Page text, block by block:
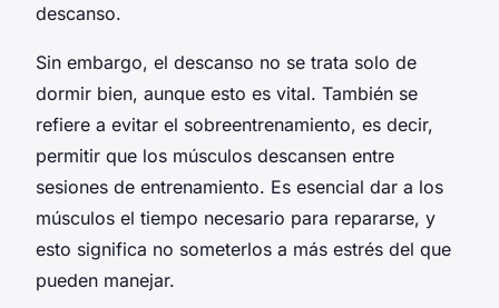
descanso.
Sin embargo, el descanso no se trata solo de
dormir bien, aunque esto es vital. También se
refiere a evitar el sobreentrenamiento, es decir,
permitir que los músculos descansen entre
sesiones de entrenamiento. Es esencial dar a los
músculos el tiempo necesario para repararse, y
esto significa no someterlos a más estrés del que
pueden manejar.